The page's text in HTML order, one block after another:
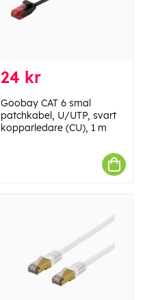
24 kr
Goobay CAT 6 smal
patchkabel, U/UTP, svart
kopparledare (CU), 1 m